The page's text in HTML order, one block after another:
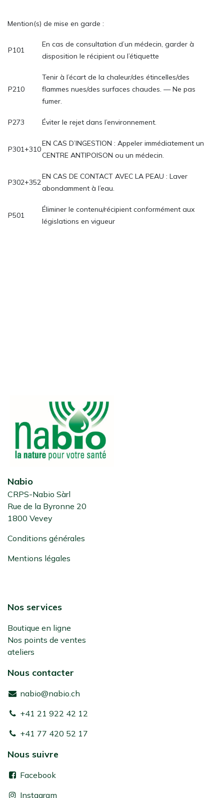
Mention(s) de mise en garde :
P101
En cas de consultation d’un médecin, garder à
disposition le récipient ou l’étiquette
P210
Tenir à l’écart de la chaleur/des étincelles/des
flammes nues/des surfaces chaudes. — Ne pas
fumer.
P273 Éviter le rejet dans l’environnement.
P301+310
EN CAS D’INGESTION : Appeler immédiatement un
CENTRE ANTIPOISON ou un médecin.
P302+352
EN CAS DE CONTACT AVEC LA PEAU : Laver
abondamment à l’eau.
P501
Éliminer le contenu/récipient conformément aux
législations en vigueur
Nabio
CRPS-Nabio Sàrl
Rue de la Byronne 20
1800 Vevey
Conditions générales
Mentions légales
Nos services
Boutique en ligne
Nos points de ventes
ateliers
Nous contacter
nabio@nabio.ch
+41 21 922 42 12
+41 77 420 52 17
Nous suivre
Facebook
Instagram